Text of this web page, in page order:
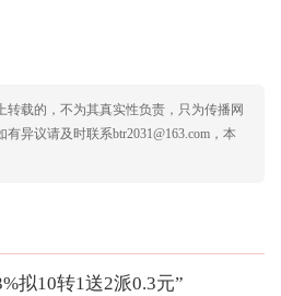
转载的，不为其真实性负责，只为传播网
异议请及时联系btr2031@163.com，本
拟10转1送2派0.3元”